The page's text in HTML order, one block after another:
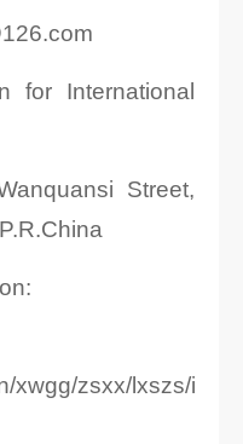
for International
Street,
xwgg/zsxx/lxszs/